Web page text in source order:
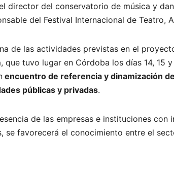
director del conservatorio de música y
del Festival Internacional de Teatro,
de las actividades previstas en el
que tuvo lugar en Córdoba los días 14,
encuentro de referencia y dinamización
públicas y privadas.
de las empresas e instituciones
se favorecerá el conocimiento entre el